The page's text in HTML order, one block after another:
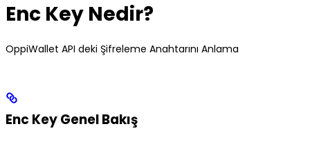
Enc Key Nedir?
OppiWallet API deki Şifreleme Anahtarını Anlama
Enc Key Genel Bakış